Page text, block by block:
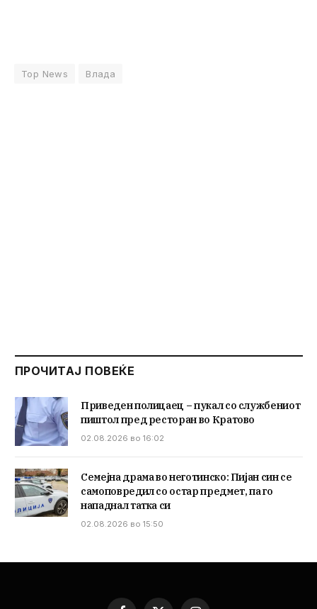
Top News Влада
ПРОЧИТАЈ ПОВЕЌЕ
Приведен полицаец – пукал со службениот
пиштол пред ресторан во Кратово
02.08.2026 во 16:02
Семејна драма во неготинско: Пијан син се
самоповредил со остар предмет, па го
нападнал татка си
02.08.2026 во 15:50